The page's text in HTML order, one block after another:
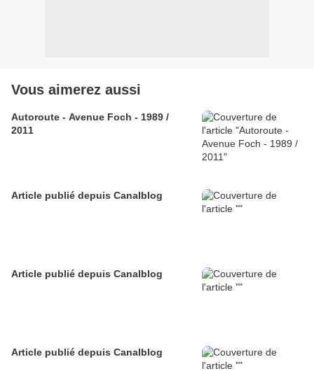
Vous aimerez aussi
Autoroute - Avenue Foch - 1989 /
2011
Article publié depuis Canalblog
Article publié depuis Canalblog
Article publié depuis Canalblog